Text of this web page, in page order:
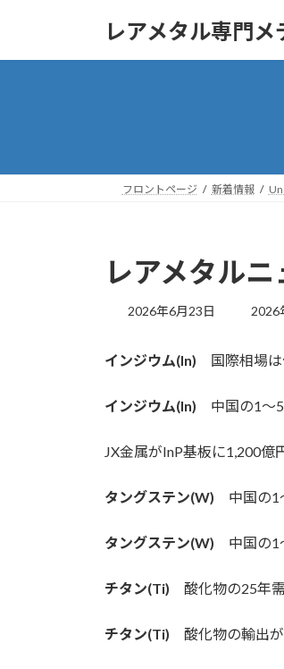
レアメタル専門
フロントページ 新着情報
レアメタル
2026年6月23日
最
新
:
2026
インジウム(In) 国際相場
インジウム(In) 中国の1～5
JX金属がInP基板に1,200
タングステン(W) 中国の1
タングステン(W) 中国の1
チタン(Ti) 酸化物の25年
チタン(Ti) 酸化物の輸出